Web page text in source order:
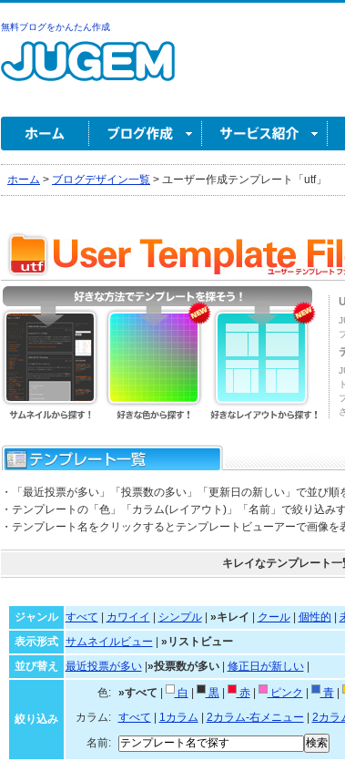
無料ブログをかんたん作成
ホーム > ブログデザイン一覧 > ユーザー作成テンプレート「utf」
・「最近投票が多い」「投票数の多い」「更新日の新しい」で並び順
・テンプレートの「色」「カラム(レイアウト)」「名前」で絞り込み
・テンプレート名をクリックするとテンプレートビューアーで画像を
キレイなテンプレート一
ジャンル
すべて カワイイ シンプル| »キレイ クール| 個性的
表示形式
サムネイルビュー
»リストビュー
並び替え
最近投票が多い| »投票数が多い| 修正日が新しい|
絞り込み
色: »すべて 白 黒| 赤| ピンク 青|
カラム:
すべて 1カラム 2カラム-右メニュー 2カラ
名前: